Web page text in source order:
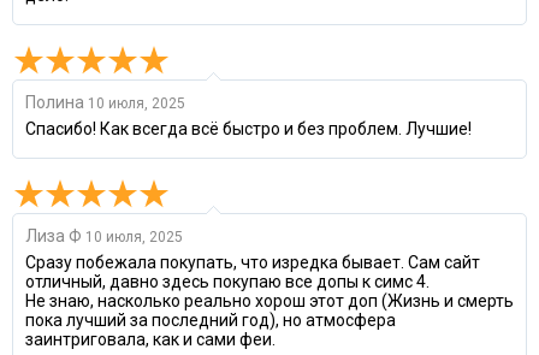
Полина 10 июля, 2025
Спасибо! Как всегда всё быстро и без проблем. Лучшие!
Лиза Ф 10 июля, 2025
Сразу побежала покупать, что изредка бывает. Сам сайт
отличный, давно здесь покупаю все допы к симс 4.
Не знаю, насколько реально хорош этот доп (Жизнь и смерть
пока лучший за последний год), но атмосфера
заинтриговала, как и сами феи.